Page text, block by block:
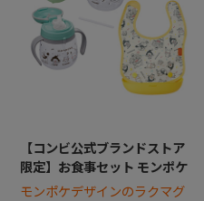
【コンビ公式ブランドストア
限定】お食事セット モンポケ
モンポケデザインのラクマグ